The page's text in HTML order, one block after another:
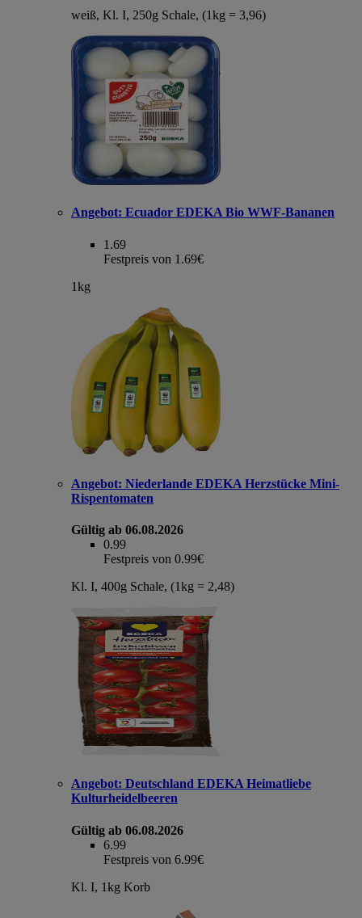
weiß, Kl. I, 250g Schale, (1kg = 3,96)
Angebot: Ecuador EDEKA Bio WWF-Bananen
1.69
Festpreis von 1.69€
1kg
Angebot: Niederlande EDEKA Herzstücke Mini-
Rispentomaten
Gültig ab 06.08.2026
0.99
Festpreis von 0.99€
Kl. I, 400g Schale, (1kg = 2,48)
Angebot: Deutschland EDEKA Heimatliebe
Kulturheidelbeeren
Gültig ab 06.08.2026
6.99
Festpreis von 6.99€
Kl. I, 1kg Korb